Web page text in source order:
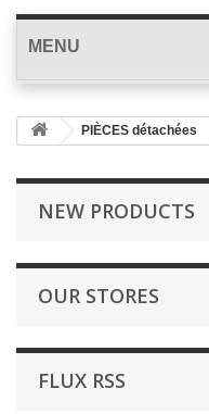
MENU
PIÈCES détachées
NEW PRODUCTS
OUR STORES
FLUX RSS